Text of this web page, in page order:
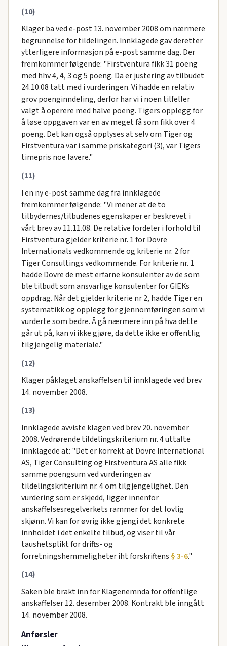
(10)
Klager ba ved e-post 13. november 2008 om nærmere
begrunnelse for tildelingen. Innklagede gav deretter
ytterligere informasjon på e-post samme dag. Der
fremkommer følgende: "Firstventura fikk 31 poeng
med hhv 4, 4, 3 og 5 poeng. Da er justering av tilbudet
24.10.08 tatt med i vurderingen. Vi hadde en relativ
grov poenginndeling, derfor har vi i noen tilfeller
valgt å operere med halve poeng. Tigers opplegg for
å løse oppgaven var en av meget få som fikk over 4
poeng. Det kan også opplyses at selv om Tiger og
Firstventura var i samme priskategori (3), var Tigers
timepris noe lavere."
(11)
I en ny e-post samme dag fra innklagede
fremkommer følgende: "Vi mener at de to
tilbydernes/tilbudenes egenskaper er beskrevet i
vårt brev av 11.11.08. De relative fordeler i forhold til
Firstventura gjelder kriterie nr. 1 for Dovre
Internationals vedkommende og kriterie nr. 2 for
Tiger Consultings vedkommende. For kriterie nr. 1
hadde Dovre de mest erfarne konsulenter av de som
ble tilbudt som ansvarlige konsulenter for GIEKs
oppdrag. Når det gjelder kriterie nr 2, hadde Tiger en
systematikk og opplegg for gjennomføringen som vi
vurderte som bedre. Å gå nærmere inn på hva dette
går ut på, kan vi ikke gjøre, da dette ikke er offentlig
tilgjengelig materiale."
(12)
Klager påklaget anskaffelsen til innklagede ved brev
14. november 2008.
(13)
Innklagede avviste klagen ved brev 20. november
2008. Vedrørende tildelingskriterium nr. 4 uttalte
innklagede at: "Det er korrekt at Dovre International
AS, Tiger Consulting og Firstventura AS alle fikk
samme poengsum ved vurderingen av
tildelingskriterium nr. 4 om tilgjengelighet. Den
vurdering som er skjedd, ligger innenfor
anskaffelsesregelverkets rammer for det lovlig
skjønn. Vi kan for øvrig ikke gjengi det konkrete
innholdet i det enkelte tilbud, og viser til vår
taushetsplikt for drifts- og
forretningshemmeligheter iht forskriftens § 3-6."
(14)
Saken ble brakt inn for Klagenemnda for offentlige
anskaffelser 12. desember 2008. Kontrakt ble inngått
14. november 2008.
Anførsler